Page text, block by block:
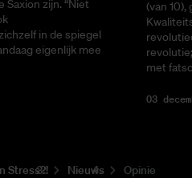
zijn. “Niet
in de spiegel
eigenlijk mee
(van
met
03
Stress?! Nieuws
Opinie